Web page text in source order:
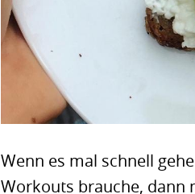
Wenn es mal schnell
Workouts brauche, dann